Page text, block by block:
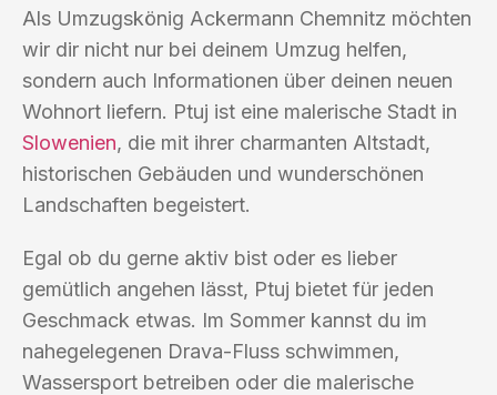
Als Umzugskönig Ackermann Chemnitz möchten
wir dir nicht nur bei deinem Umzug helfen,
sondern auch Informationen über deinen neuen
Wohnort liefern. Ptuj ist eine malerische Stadt in
Slowenien, die mit ihrer charmanten Altstadt,
historischen Gebäuden und wunderschönen
Landschaften begeistert.
Egal ob du gerne aktiv bist oder es lieber
gemütlich angehen lässt, Ptuj bietet für jeden
Geschmack etwas. Im Sommer kannst du im
nahegelegenen Drava-Fluss schwimmen,
Wassersport betreiben oder die malerische